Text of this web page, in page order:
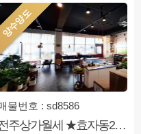
양수양도
물번호 : sd8586
전주상가월세 ★효자동2가★신시가지★상권★권리금초저렴★주변사무실